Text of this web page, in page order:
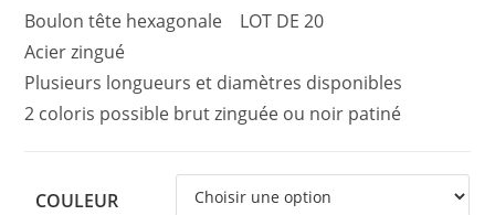
à
19,50€
Boulon tête hexagonale LOT DE 20
Acier zingué
Plusieurs longueurs et diamètres disponibles
2 coloris possible brut zinguée ou noir patiné
COULEUR